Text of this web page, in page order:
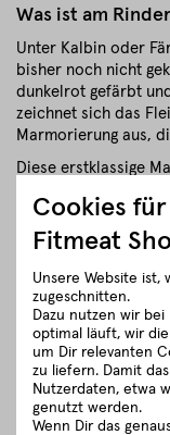
Was ist am
Unter Kalbin oder
bisher noch nicht
dunkelrot gefärbt
zeichnet sich das
Marmorierung aus,
Diese erstklassige
der Kalbinnen.
die
intensive und
Herkunft und
Cookies
Fitmeat
Unsere Website ist,
zugeschnitten.
Dazu nutzen wir
optimal läuft, wir
um Dir relevanten
zu liefern. Damit
Nutzerdaten, etwa
genutzt werden.
Wenn Dir das